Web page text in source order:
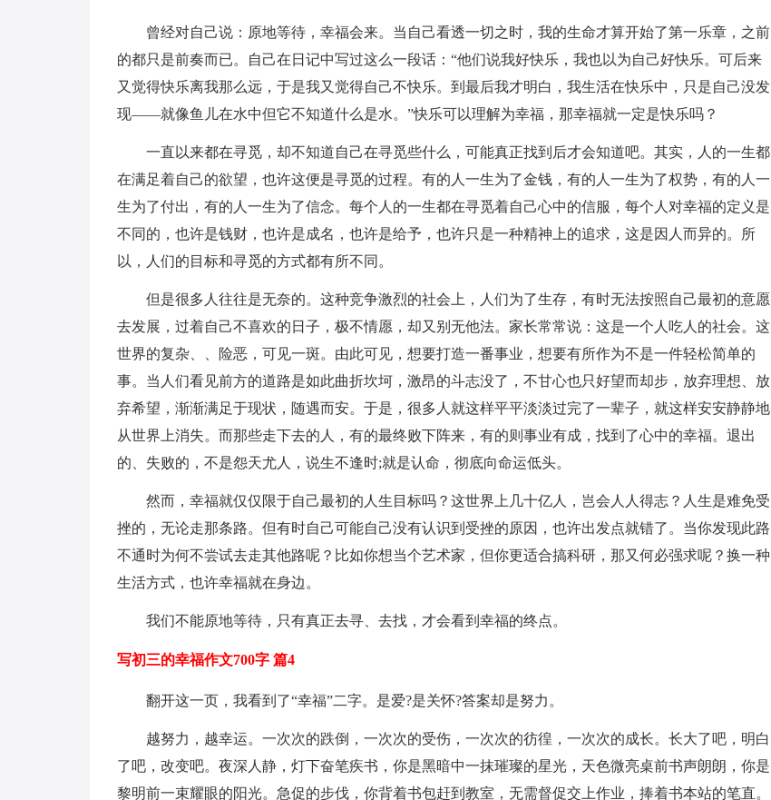
曾经对自己说：原地等待，幸福会来。当自己看透一切之时，我的生命才算开始了第一乐章，之前
的都只是前奏而已。自己在日记中写过这么一段话：“他们说我好快乐，我也以为自己好快乐。可后来
又觉得快乐离我那么远，于是我又觉得自己不快乐。到最后我才明白，我生活在快乐中，只是自己没发
现——就像鱼儿在水中但它不知道什么是水。”快乐可以理解为幸福，那幸福就一定是快乐吗？
一直以来都在寻觅，却不知道自己在寻觅些什么，可能真正找到后才会知道吧。其实，人的一生都
在满足着自己的欲望，也许这便是寻觅的过程。有的人一生为了金钱，有的人一生为了权势，有的人一
生为了付出，有的人一生为了信念。每个人的一生都在寻觅着自己心中的信服，每个人对幸福的定义是
不同的，也许是钱财，也许是成名，也许是给予，也许只是一种精神上的追求，这是因人而异的。所
以，人们的目标和寻觅的方式都有所不同。
但是很多人往往是无奈的。这种竞争激烈的社会上，人们为了生存，有时无法按照自己最初的意愿
去发展，过着自己不喜欢的日子，极不情愿，却又别无他法。家长常常说：这是一个人吃人的社会。这
世界的复杂、、险恶，可见一斑。由此可见，想要打造一番事业，想要有所作为不是一件轻松简单的
事。当人们看见前方的道路是如此曲折坎坷，激昂的斗志没了，不甘心也只好望而却步，放弃理想、放
弃希望，渐渐满足于现状，随遇而安。于是，很多人就这样平平淡淡过完了一辈子，就这样安安静静地
从世界上消失。而那些走下去的人，有的最终败下阵来，有的则事业有成，找到了心中的幸福。退出
的、失败的，不是怨天尤人，说生不逢时;就是认命，彻底向命运低头。
然而，幸福就仅仅限于自己最初的人生目标吗？这世界上几十亿人，岂会人人得志？人生是难免受
挫的，无论走那条路。但有时自己可能自己没有认识到受挫的原因，也许出发点就错了。当你发现此路
不通时为何不尝试去走其他路呢？比如你想当个艺术家，但你更适合搞科研，那又何必强求呢？换一种
生活方式，也许幸福就在身边。
我们不能原地等待，只有真正去寻、去找，才会看到幸福的终点。
写初三的幸福作文700字 篇4
翻开这一页，我看到了“幸福”二字。是爱?是关怀?答案却是努力。
越努力，越幸运。一次次的跌倒，一次次的受伤，一次次的彷徨，一次次的成长。长大了吧，明白
了吧，改变吧。夜深人静，灯下奋笔疾书，你是黑暗中一抹璀璨的星光，天色微亮桌前书声朗朗，你是
黎明前一束耀眼的阳光。急促的步伐，你背着书包赶到教室，无需督促交上作业，捧着书本站的笔直。